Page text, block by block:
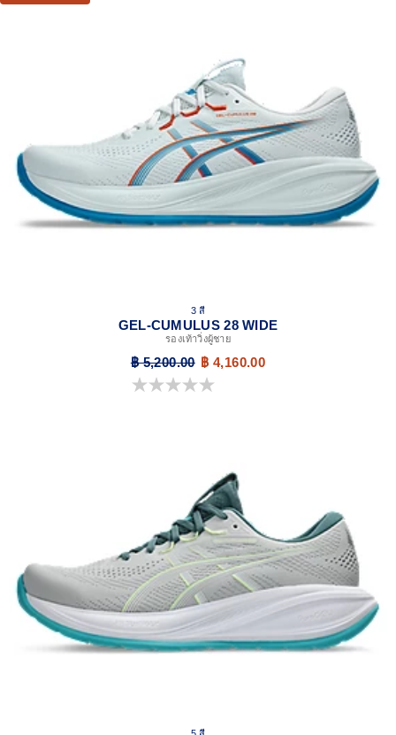
3 สี
GEL-CUMULUS 28 WIDE
รองเท้าวิ่งผู้ชาย
฿ 5,200.00 ฿ 4,160.00
0.0 จาก 5 ดาว